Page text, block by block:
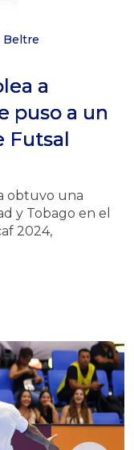
Beltre
a
puso a un
Futsal
obtuvo una
y Tobago en el
2024,